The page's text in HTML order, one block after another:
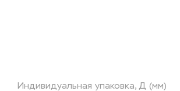
Индивидуальная упаковка, Д (мм)